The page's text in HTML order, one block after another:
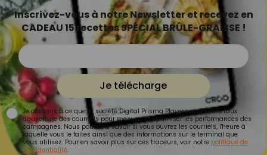
Inscrivez-vous à notre Newsletter et recevez en
CADEAU 15 recettes SPÉCIAL BRÛLE-GRAISSE !
Je télécharge
Je consens à ce que la société Digital Prisma Players analyse le taux
d'ouverture des courriels pour mesurer et optimiser les performances des
campagnes. Nous pourrons savoir si vous ouvrez les courriels, l'heure à
laquelle vous le faites ainsi que des informations sur le terminal que
vous utilisez. Pour en savoir plus sur ces traceurs, voir notre politique de
confidentialité.